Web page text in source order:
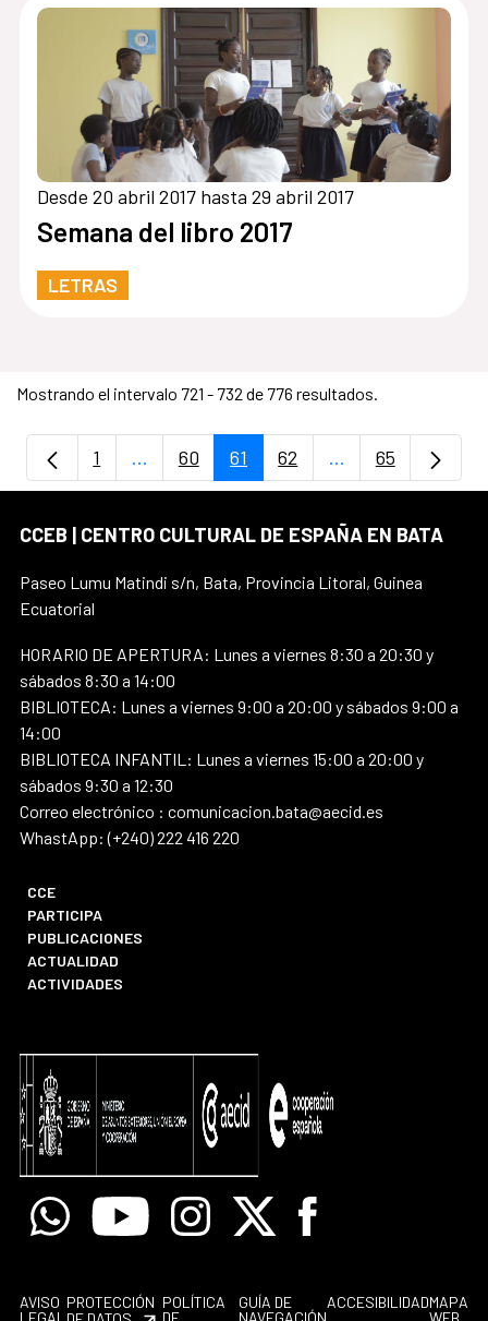
Desde 20 abril 2017 hasta 29 abril 2017
Semana del libro 2017
LETRAS
Mostrando el intervalo 721 - 732 de 776 resultados.
Página
1 ...Páginas intermedias Use TAB para
Página
60 Página
61 Página
62 ...PáginasPágina
65
CCEB | CENTRO CULTURAL DE ESPAÑA EN BATA
Paseo Lumu Matindi s/n, Bata, Provincia Litoral, Guinea
Ecuatorial
HORARIO DE APERTURA: Lunes a viernes 8:30 a 20:30 y
sábados 8:30 a 14:00
BIBLIOTECA: Lunes a viernes 9:00 a 20:00 y sábados 9:00 a
14:00
BIBLIOTECA INFANTIL: Lunes a viernes 15:00 a 20:00 y
sábados 9:30 a 12:30
Correo electrónico : comunicacion.bata@aecid.es
WhastApp: (+240) 222 416 220
CCE
PARTICIPA
PUBLICACIONES
ACTUALIDAD
ACTIVIDADES
WhatsappYoutube Instagram
X Facebook
AVISO
LEGAL
PROTECCIÓN POLÍTICA
DE
GUÍA DE
NAVEGACIÓN
ACCESIBILIDADMAPA
WEB